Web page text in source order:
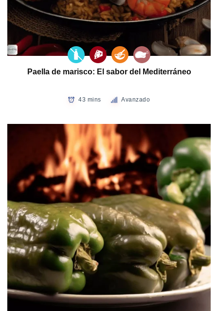
Paella de marisco: El sabor del Mediterráneo
43 mins Avanzado